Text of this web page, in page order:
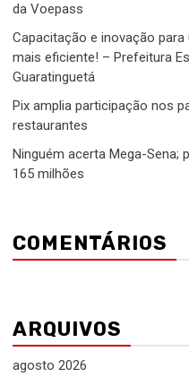
da Voepass
Capacitação e inovação
mais eficiente! – Prefeitura
Guaratinguetá
Pix amplia participação nos
restaurantes
Ninguém acerta Mega-Sena;
165 milhões
COMENTÁRIOS
ARQUIVOS
agosto 2026